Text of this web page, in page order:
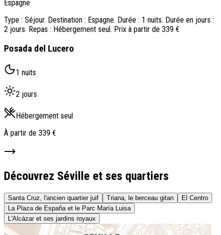
Espagne
Type : Séjour. Destination : Espagne. Durée : 1 nuits. Durée en jours :
2 jours. Repas : Hébergement seul. Prix à partir de 339 €
Posada del Lucero
1 nuits
2 jours
Hébergement seul
À partir de 339 €
Découvrez Séville et ses quartiers
Santa Cruz, l'ancien quartier juif Triana, le berceau gitan
El Centro
La Plaza de España et le Parc María Luisa
L'Alcázar et ses jardins royaux